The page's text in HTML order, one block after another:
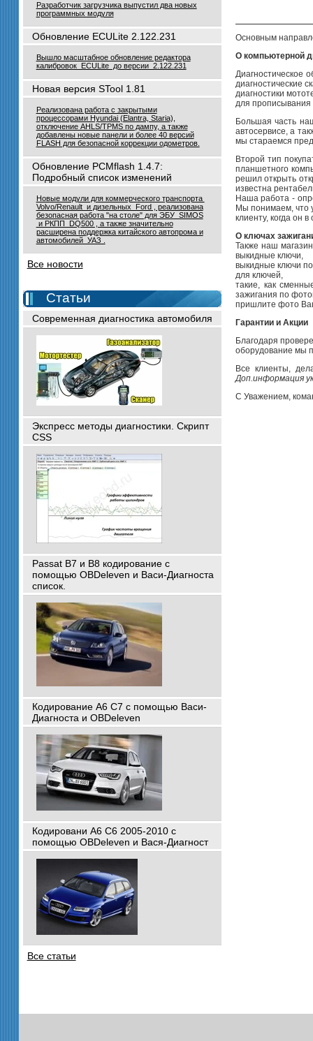
Разработчик загрузчика выпустил два новых
программных модуля
Обновление ECULite 2.122.231
Вышло масштабное обновление редактора
калибровок ECULite до версии 2.122.231
Новая версия STool 1.81
Реализована работа с закрытыми
процессорами Hyundai (Elantra, Staria),
отключение AHLS/TPMS по дампу, а также
добавлены новые панели и более 40 версий
FLASH для безопасной коррекции одометров.
Обновление PCMflash 1.4.7:
Подробный список изменений
Новые модули для коммерческого транспорта
Volvo/Renault и дизельных Ford , реализована
безопасная работа "на столе" для ЭБУ SIMOS
и РКПП DQ500 , а также значительно
расширена поддержка китайского автопрома и
автомобилей УАЗ .
Все новости
Статьи
Современная диагностика автомобиля
Экспресс методы диагностики. Скрипт
CSS
Passat B7 и B8 кодирование с
помощью OBDeleven и Васи-Диагноста
список.
Кодирование A6 C7 с помощью Васи-
Диагноста и OBDeleven
Кодировани A6 C6 2005-2010 с
помощью OBDeleven и Вася-Диагност
Все статьи
Основным
О компьютерной
Диагностическое
диагностические
диагностики
для прописывания
Большая часть
автосервисе, а
мы стараемся
Второй тип
планшетного
решил открыть
известна
Наша работа -
Мы понимаем, что
клиенту, когда он
О ключах
Также наш
выкидные ключи,
выкидные ключи
для ключей,
такие, как
зажигания по
пришлите фото
Гарантии и Акции
Благодаря
оборудование мы
Все клиенты,
Доп.информация
С Уважением,